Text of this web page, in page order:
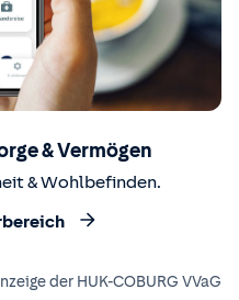
& Vermögen
& Wohlbefinden.
der HUK-COBURG VVaG